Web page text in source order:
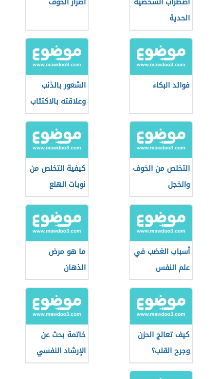
الحدية
فوائد البكاء
الشعور بالذنب
وعلاقته بالاكتئاب
التخلص من الخوف
والخجل
كيفية التخلص من
نوبات الهلع
أسباب الغضب في
علم النفس
ما هو مرض
الذهان
كيف تعالج الحزن
وجرح القلب؟
خاتمة بحث عن
الإرشاد النفسي